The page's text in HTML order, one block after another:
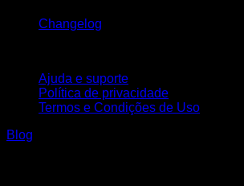
Changelog
Ajuda e suporte
Política de privacidade
Termos e Condições de Uso
Blog